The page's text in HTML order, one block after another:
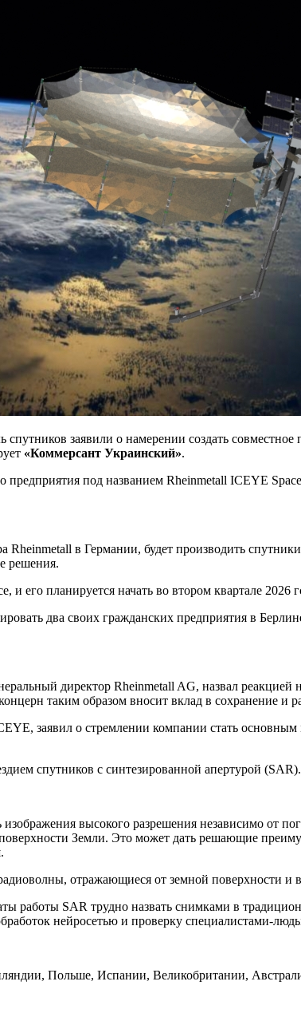
заявили о намерении создать
«Коммерсант Украинский».
под названием Rheinmetall ICEYE
Rheinmetall в Германии, будет производить
решения.
и его планируется начать во втором квартале 2026
два своих гражданских предприятия в
директор Rheinmetall AG, назвал
таким образом вносит вклад в сохранение и
заявил о стремлении компании стать
спутников с синтезированной апертурой (SAR).
высокого разрешения независимо от
Земли. Это может дать решающие
отражающиеся от земной поверхности
работы SAR трудно назвать снимками в
нейросетью и проверку специалистами-
Польше, Испании, Великобритании,